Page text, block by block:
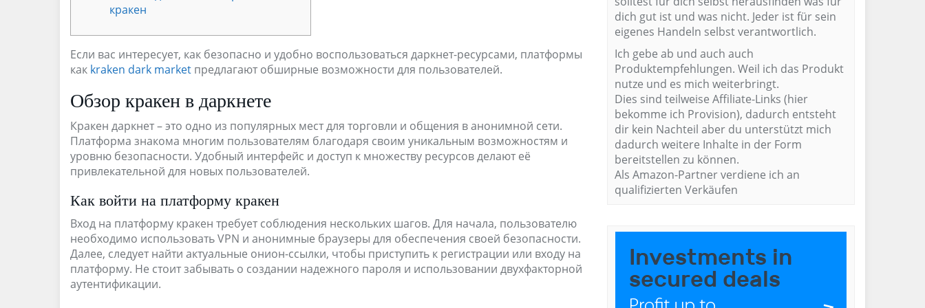
кракен
Если вас интересует, как безопасно и удобно воспользоваться даркнет-ресурсами, платформы
как kraken dark market предлагают обширные возможности для пользователей.
Обзор кракен в даркнете
Кракен даркнет – это одно из популярных мест для торговли и общения в анонимной сети.
Платформа знакома многим пользователям благодаря своим уникальным возможностям и
уровню безопасности. Удобный интерфейс и доступ к множеству ресурсов делают её
привлекательной для новых пользователей.
Как войти на платформу кракен
Вход на платформу кракен требует соблюдения нескольких шагов. Для начала, пользователю
необходимо использовать VPN и анонимные браузеры для обеспечения своей безопасности.
Далее, следует найти актуальные онион-ссылки, чтобы приступить к регистрации или входу на
платформу. Не стоит забывать о создании надежного пароля и использовании двухфакторной
аутентификации.
dich gut ist und was nicht. Jeder ist für sein
eigenes Handeln selbst verantwortlich.
Ich gebe ab und auch auch
Produktempfehlungen. Weil ich das Produkt
nutze und es mich weiterbringt.
Dies sind teilweise Affiliate-Links (hier
bekomme ich Provision), dadurch entsteht
dir kein Nachteil aber du unterstützt mich
dadurch weitere Inhalte in der Form
bereitstellen zu können.
Als Amazon-Partner verdiene ich an
qualifizierten Verkäufen